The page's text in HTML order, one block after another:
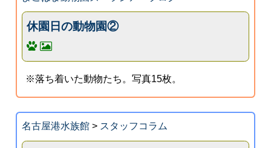
休園日の動物園②
※落ち着いた動物たち。写真15枚。
名古屋港水族館> スタッフコラム